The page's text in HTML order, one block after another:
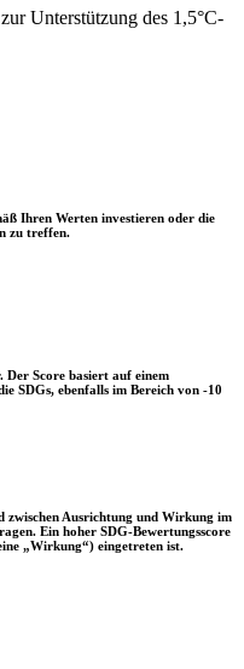
Unterstützung des 1,5°C-
Ihren Werten investieren oder die
zu treffen.
Der Score basiert auf einem
SDGs, ebenfalls im Bereich von -10
zwischen Ausrichtung und Wirkung im
Ein hoher SDG-Bewertungsscore
„Wirkung“) eingetreten ist.